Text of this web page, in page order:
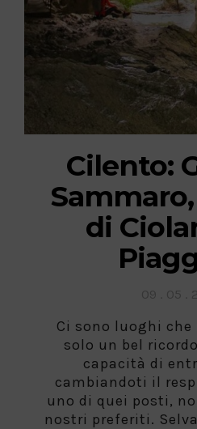
Cilento:
di
Ci sono luoghi
solo un bel
capacità di
cambiandoti il
uno di quei posti,
nostri preferiti.